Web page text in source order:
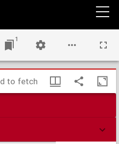
verdunckelt, vnd durch vnheylsame leer
Restitution vnd besserung,
1
to fetch